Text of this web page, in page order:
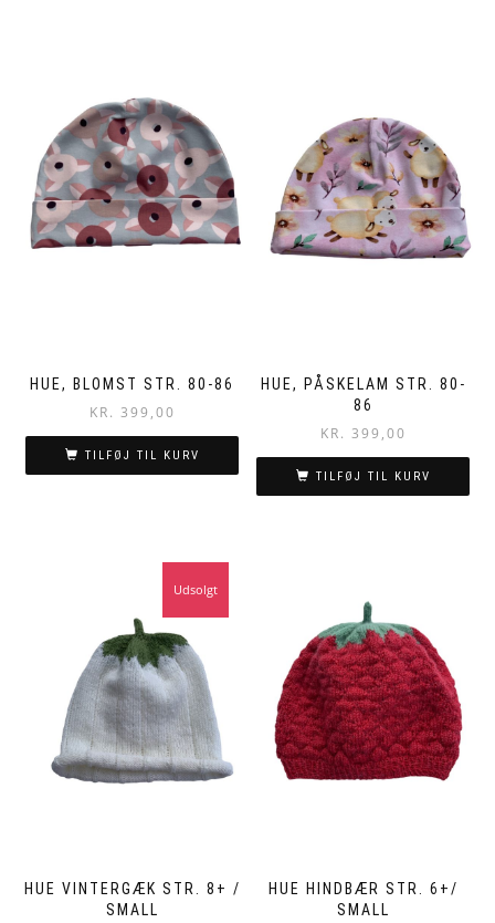
HUE, BLOMST STR. 80-86
KR. 399,00
TILFØJ TIL KURV
HUE, PÅSKELAM STR. 80-
86
KR. 399,00
TILFØJ TIL KURV
HUE VINTERGÆK STR. 8+ /
SMALL
Udsolgt
HUE HINDBÆR STR. 6+/
SMALL